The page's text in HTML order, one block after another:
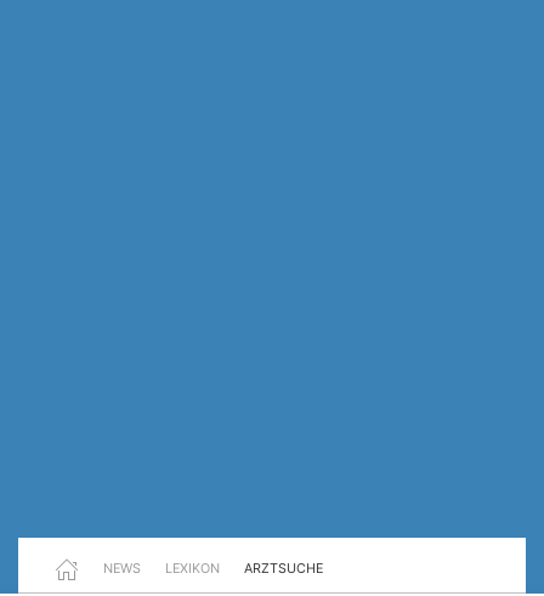
NEWS LEXIKON ARZTSUCHE